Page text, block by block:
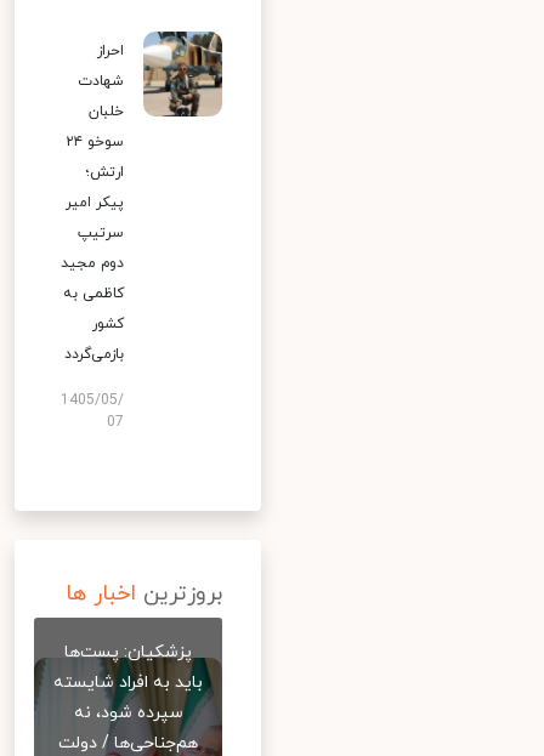
احراز
شهادت
خلبان
سوخو ۲۴
ارتش؛
پیکر امیر
سرتیپ
دوم مجید
کاظمی به
کشور
بازمی‌گردد
1405/05/
07
بروزترین اخبار ها
پزشکیان: پست‌ها
باید به افراد شایسته
سپرده شود، نه
هم‌جناحی‌ها / دولت